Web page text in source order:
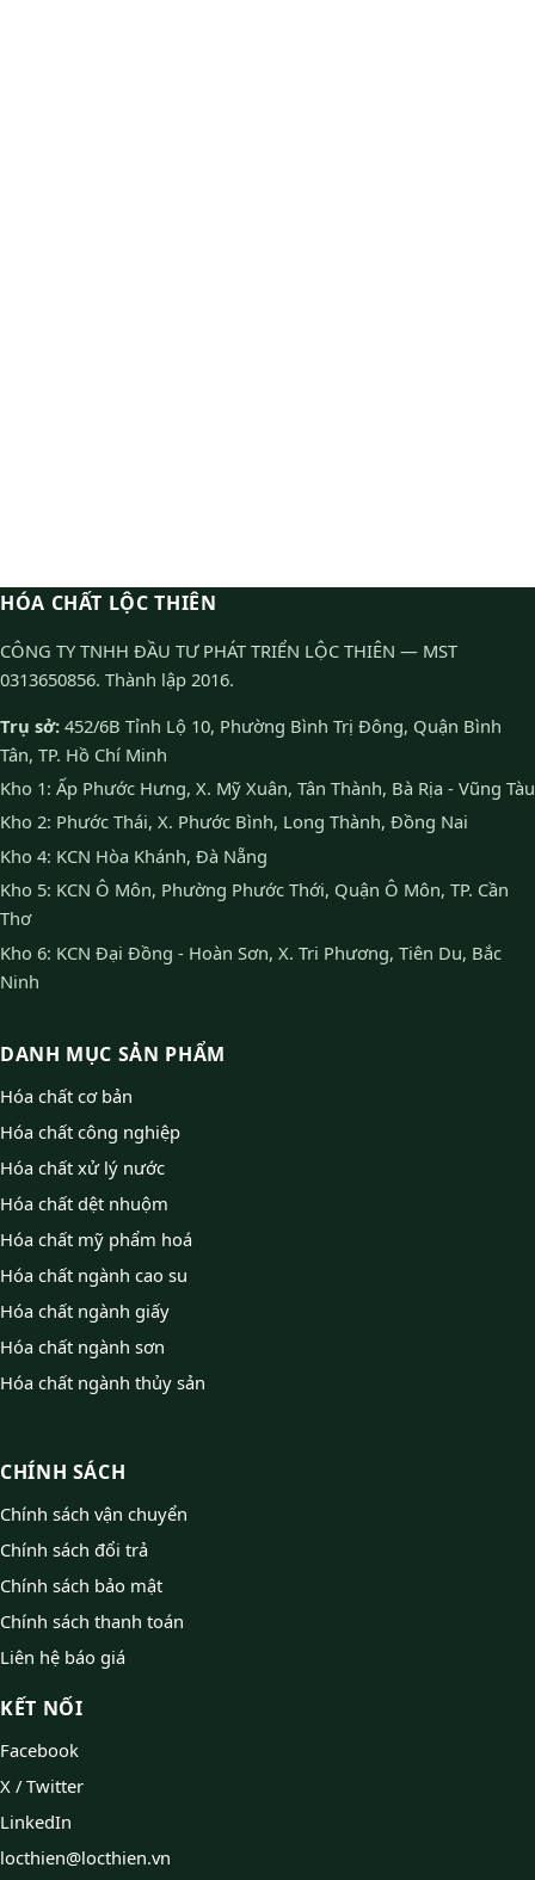
HÓA CHẤT LỘC THIÊN
CÔNG TY TNHH ĐẦU TƯ PHÁT TRIỂN LỘC THIÊN — MST
0313650856. Thành lập 2016.
Trụ sở: 452/6B Tỉnh Lộ 10, Phường Bình Trị Đông, Quận Bình
Tân, TP. Hồ Chí Minh
Kho 1: Ấp Phước Hưng, X. Mỹ Xuân, Tân Thành, Bà Rịa - Vũng Tàu
Kho 2: Phước Thái, X. Phước Bình, Long Thành, Đồng Nai
Kho 4: KCN Hòa Khánh, Đà Nẵng
Kho 5: KCN Ô Môn, Phường Phước Thới, Quận Ô Môn, TP. Cần
Thơ
Kho 6: KCN Đại Đồng - Hoàn Sơn, X. Tri Phương, Tiên Du, Bắc
Ninh
DANH MỤC SẢN PHẨM
Hóa chất cơ bản
Hóa chất công nghiệp
Hóa chất xử lý nước
Hóa chất dệt nhuộm
Hóa chất mỹ phẩm hoá
Hóa chất ngành cao su
Hóa chất ngành giấy
Hóa chất ngành sơn
Hóa chất ngành thủy sản
CHÍNH SÁCH
Chính sách vận chuyển
Chính sách đổi trả
Chính sách bảo mật
Chính sách thanh toán
Liên hệ báo giá
KẾT NỐI
Facebook
X / Twitter
LinkedIn
locthien@locthien.vn